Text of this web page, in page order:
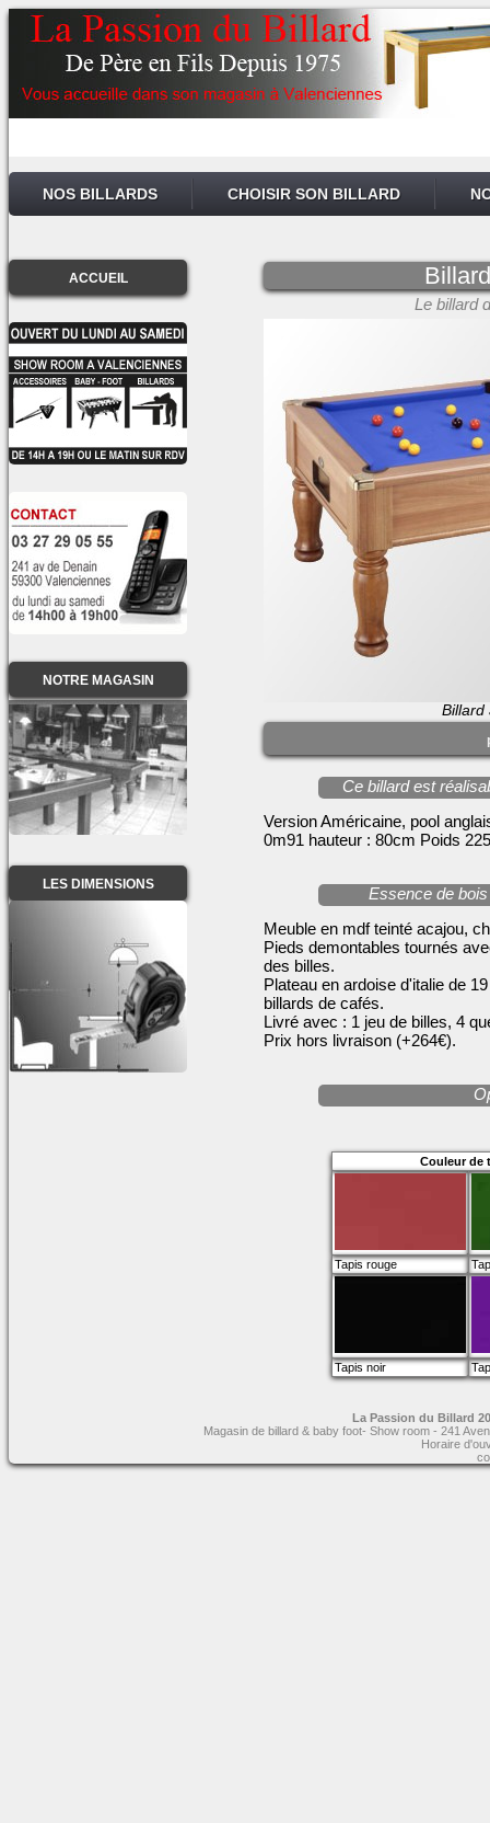
NOS BILLARDS CHOISIR SON BILLARD
ACCUEIL
NOTRE MAGASIN
LES DIMENSIONS
Le billard
Billard
Ce billard est
Version Américaine, pool
0m91 hauteur : 80cm Poids
Essence de
Meuble en mdf teinté acajou,
Pieds demontables tournés
des billes.
Plateau en ardoise d'italie de
billards de cafés.
Livré avec : 1 jeu de billes, 4
Prix hors livraison (+264€).
Couleur de
Tapis rouge
Tapis noir
La Passion du Billard
Magasin de billard & baby foot- Show room - 241
Horaire